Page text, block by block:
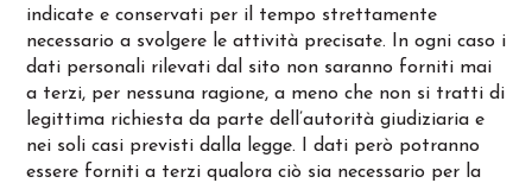
indicate e conservati per il tempo strettamente
necessario a svolgere le attività precisate. In ogni caso i
dati personali rilevati dal sito non saranno forniti mai
a terzi, per nessuna ragione, a meno che non si tratti di
legittima richiesta da parte dell’autorità giudiziaria e
nei soli casi previsti dalla legge. I dati però potranno
essere forniti a terzi qualora ciò sia necessario per la